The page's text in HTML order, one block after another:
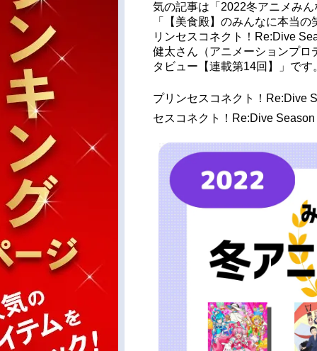
気の記事は「2022冬アニメみ
「【美食殿】のみんなに本当
リンセスコネクト！Re:Dive
健太さん（アニメーションプ
タビュー【連載第14回】」です
プリンセスコネクト！Re:Dive
セスコネクト！Re:Dive